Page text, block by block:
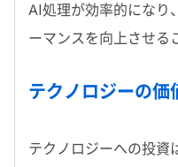
AI処理が効率的になり
ーマンスを向上させる
テクノロジーの価
テクノロジーへの投資